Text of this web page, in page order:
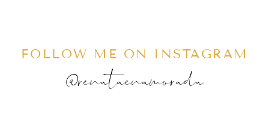
FOLLOW ME ON INSTAGRAM
@renataenamorada